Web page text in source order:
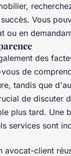
Vous
ou en
des
de
tandis que
de discuter
plus tard. Une
services sont
avocat-client